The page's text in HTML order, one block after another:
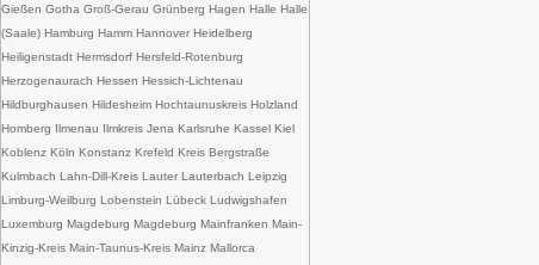
Gießen Gotha Groß-Gerau Grünberg Hagen Halle Halle
(Saale) Hamburg Hamm Hannover Heidelberg
Heiligenstadt Hermsdorf Hersfeld-Rotenburg
Herzogenaurach Hessen Hessich-Lichtenau
Hildburghausen Hildesheim Hochtaunuskreis Holzland
Homberg Ilmenau Ilmkreis Jena Karlsruhe Kassel Kiel
Koblenz Köln Konstanz Krefeld Kreis Bergstraße
Kulmbach Lahn-Dill-Kreis Lauter Lauterbach Leipzig
Limburg-Weilburg Lobenstein Lübeck Ludwigshafen
Luxemburg Magdeburg Magdeburg Mainfranken Main-
Kinzig-Kreis Main-Taunus-Kreis Mainz Mallorca